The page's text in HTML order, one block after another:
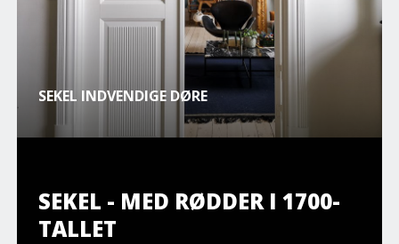
SEKEL INDVENDIGE DØRE
SEKEL - MED RØDDER I 1700-
TALLET